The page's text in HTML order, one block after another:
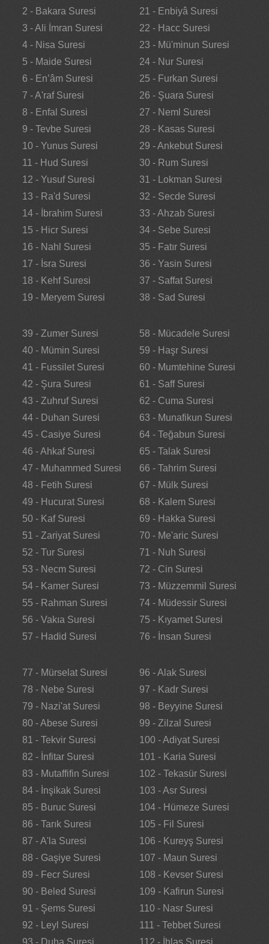
2 - Bakara Suresi
3 - Ali İmran Suresi
4 - Nisa Suresi
5 - Maide Suresi
6 - En’âm Suresi
7 - A'raf Suresi
8 - Enfal Suresi
9 - Tevbe Suresi
10 - Yunus Suresi
11 - Hud Suresi
12 - Yusuf Suresi
13 - Ra'd Suresi
14 - İbrahim Suresi
15 - Hicr Suresi
16 - Nahl Suresi
17 - İsra Suresi
18 - Kehf Suresi
19 - Meryem Suresi
21 - Enbiyâ Suresi
22 - Hacc Suresi
23 - Mü'minun Suresi
24 - Nur Suresi
25 - Furkan Suresi
26 - Şuara Suresi
27 - Neml Suresi
28 - Kasas Suresi
29 - Ankebut Suresi
30 - Rum Suresi
31 - Lokman Suresi
32 - Secde Suresi
33 - Ahzab Suresi
34 - Sebe Suresi
35 - Fatır Suresi
36 - Yasin Suresi
37 - Saffat Suresi
38 - Sad Suresi
39 - Zumer Suresi
40 - Mümin Suresi
41 - Fussilet Suresi
42 - Şura Suresi
43 - Zuhruf Suresi
44 - Duhan Suresi
45 - Casiye Suresi
46 - Ahkaf Suresi
47 - Muhammed Suresi
48 - Fetih Suresi
49 - Hucurat Suresi
50 - Kaf Suresi
51 - Zariyat Suresi
52 - Tur Suresi
53 - Necm Suresi
54 - Kamer Suresi
55 - Rahman Suresi
56 - Vakıa Suresi
57 - Hadid Suresi
58 - Mücadele Suresi
59 - Haşr Suresi
60 - Mumtehine Suresi
61 - Saff Suresi
62 - Cuma Suresi
63 - Munafikun Suresi
64 - Teğabun Suresi
65 - Talak Suresi
66 - Tahrim Suresi
67 - Mülk Suresi
68 - Kalem Suresi
69 - Hakka Suresi
70 - Me'aric Suresi
71 - Nuh Suresi
72 - Cin Suresi
73 - Müzzemmil Suresi
74 - Müdessir Suresi
75 - Kıyamet Suresi
76 - İnsan Suresi
77 - Mürselat Suresi
78 - Nebe Suresi
79 - Nazi'at Suresi
80 - Abese Suresi
81 - Tekvir Suresi
82 - İnfitar Suresi
83 - Mutaffifin Suresi
84 - İnşikak Suresi
85 - Buruc Suresi
86 - Tarık Suresi
87 - A'la Suresi
88 - Gaşiye Suresi
89 - Fecr Suresi
90 - Beled Suresi
91 - Şems Suresi
92 - Leyl Suresi
93 - Duha Suresi
96 - Alak Suresi
97 - Kadr Suresi
98 - Beyyine Suresi
99 - Zilzal Suresi
100 - Adiyat Suresi
101 - Karia Suresi
102 - Tekasür Suresi
103 - Asr Suresi
104 - Hümeze Suresi
105 - Fil Suresi
106 - Kureyş Suresi
107 - Maun Suresi
108 - Kevser Suresi
109 - Kafirun Suresi
110 - Nasr Suresi
111 - Tebbet Suresi
112 - İhlas Suresi